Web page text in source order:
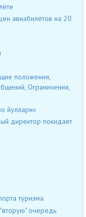
авиабилетов на 20
положения,
Ограничения,
йуллари»
директор покидает
туризма
очередь